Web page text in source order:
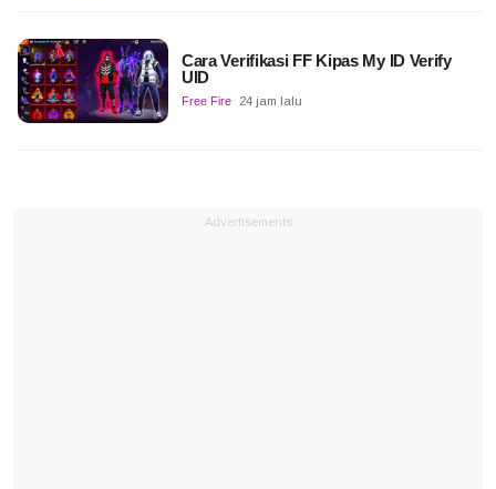
Cara Verifikasi FF Kipas My ID Verify
UID
Free Fire 24 jam lalu
Advertisements